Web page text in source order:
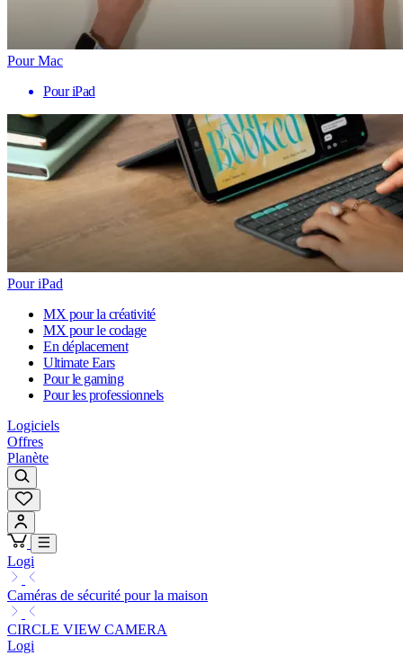
Pour Mac
Pour iPad
Pour iPad
MX pour la créativité
MX pour le codage
En déplacement
Ultimate Ears
Pour le gaming
Pour les professionnels
Logiciels
Offres
Planète
Logi
Caméras de sécurité pour la maison
CIRCLE VIEW CAMERA
Logi